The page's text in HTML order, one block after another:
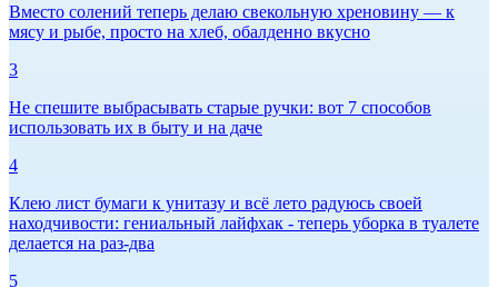
Вместо солений теперь делаю свекольную хреновину — к
мясу и рыбе, просто на хлеб, обалденно вкусно
3
Не спешите выбрасывать старые ручки: вот 7 способов
использовать их в быту и на даче
4
Клею лист бумаги к унитазу и всё лето радуюсь своей
находчивости: гениальный лайфхак - теперь уборка в туалете
делается на раз-два
5